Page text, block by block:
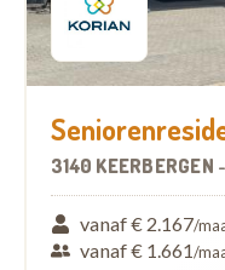
3140 KEERBERGEN -
vanaf € 2.167/
vanaf € 1.661/